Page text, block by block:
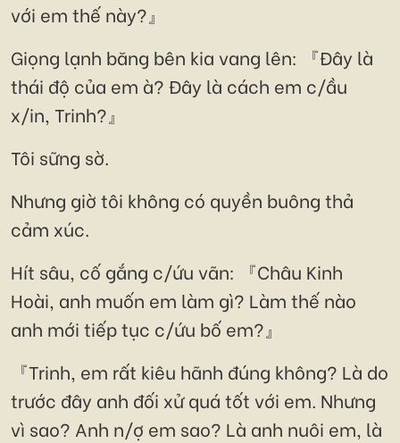
với em thế này?』
Giọng lạnh băng bên kia vang lên: 『Đây là
thái độ của em à? Đây là cách em c/ầu
x/in, Trinh?』
Tôi sững sờ.
Nhưng giờ tôi không có quyền buông thả
cảm xúc.
Hít sâu, cố gắng c/ứu vãn: 『Châu Kinh
Hoài, anh muốn em làm gì? Làm thế nào
anh mới tiếp tục c/ứu bố em?』
『Trinh, em rất kiêu hãnh đúng không? Là do
trước đây anh đối xử quá tốt với em. Nhưng
vì sao? Anh n/ợ em sao? Là anh nuôi em, là